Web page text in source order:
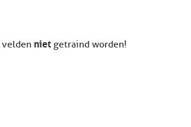
velden niet getraind worden!